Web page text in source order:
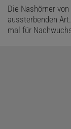
Die Nashörner
aussterbenden
mal für